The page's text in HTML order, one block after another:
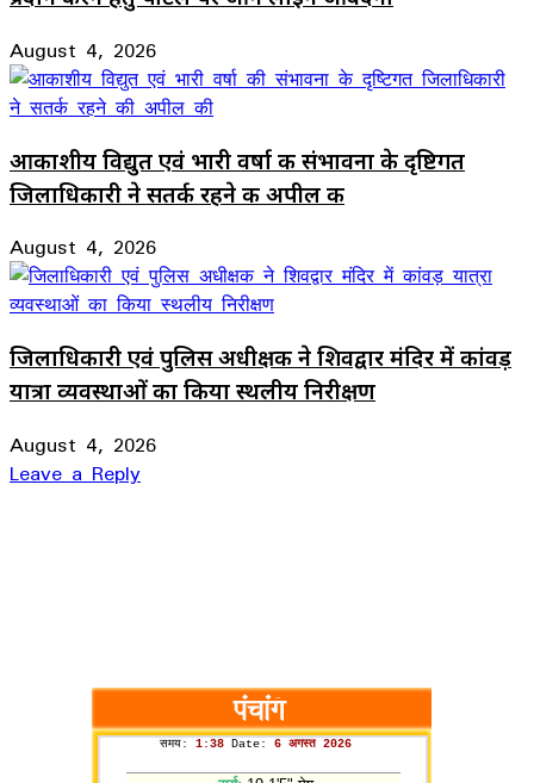
August 4, 2026
आकाशीय विद्युत एवं भारी वर्षा की संभावना के दृष्टिगत
जिलाधिकारी ने सतर्क रहने की अपील की
August 4, 2026
जिलाधिकारी एवं पुलिस अधीक्षक ने शिवद्वार मंदिर में कांवड़
यात्रा व्यवस्थाओं का किया स्थलीय निरीक्षण
August 4, 2026
Leave a Reply